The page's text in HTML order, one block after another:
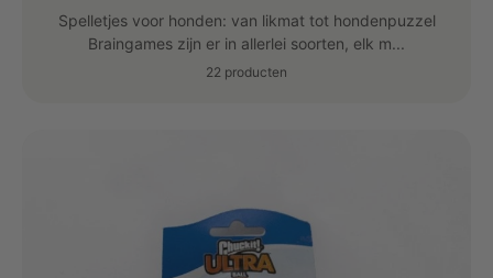
Spelletjes voor honden: van likmat tot hondenpuzzel
Braingames zijn er in allerlei soorten, elk m...
22 producten